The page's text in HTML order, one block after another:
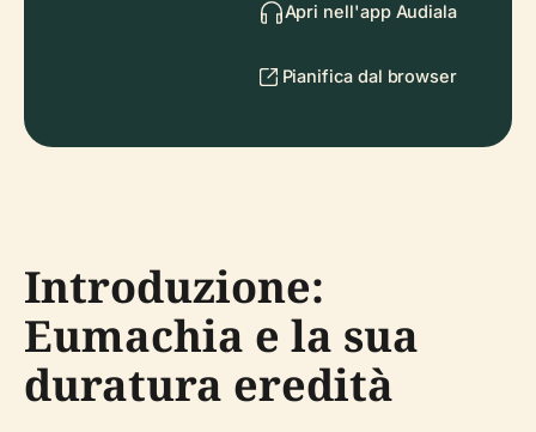
Apri nell'app Audiala
Pianifica dal browser
Introduzione:
Eumachia e la sua
duratura eredità